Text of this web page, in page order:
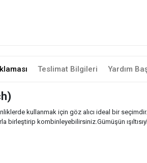
Teslimat Bilgileri Yardım
kullanmak için göz alıcı ideal bir
kombinleyebilirsiniz.Gümüşün